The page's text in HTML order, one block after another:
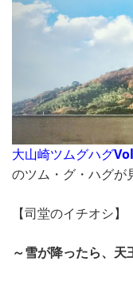
大山崎ツムグハグ
のツム・グ・ハグが
【司堂のイチオシ】
～雪が降ったら、天